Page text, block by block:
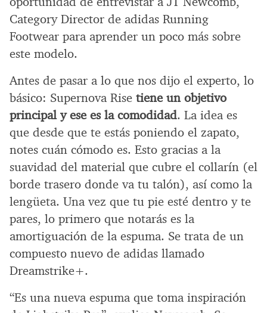
Category Director de adidas Running
Footwear para aprender un poco más sobre
este modelo.
Antes de pasar a lo que nos dijo el experto, lo
básico: Supernova Rise tiene un objetivo
principal y ese es la comodidad. La idea es
que desde que te estás poniendo el zapato,
notes cuán cómodo es. Esto gracias a la
suavidad del material que cubre el collarín (el
borde trasero donde va tu talón), así como la
lengüeta. Una vez que tu pie esté dentro y te
pares, lo primero que notarás es la
amortiguación de la espuma. Se trata de un
compuesto nuevo de adidas llamado
Dreamstrike+.
“Es una nueva espuma que toma inspiración